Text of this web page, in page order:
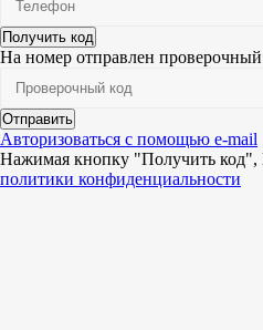
Получить код
На номер отправлен
Отправить
Авторизоваться с помощью e-mail
Нажимая кнопку "Получить код",
политики конфиденциальности